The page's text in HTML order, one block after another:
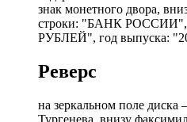
знак монетного двора,
строки: "БАНК РОССИИ",
РУБЛЕЙ", год выпуска:
Реверс
на зеркальном поле
Тургенева, внизу